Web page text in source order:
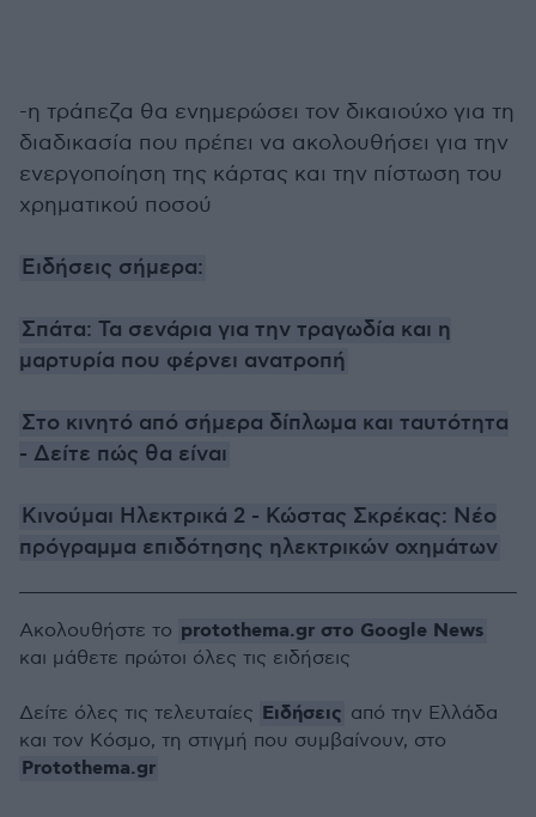
-η τράπεζα θα ενημερώσει τον δικαιούχο για τη
διαδικασία που πρέπει να ακολουθήσει για την
ενεργοποίηση της κάρτας και την πίστωση του
χρηματικού ποσού
Ειδήσεις σήμερα:
Σπάτα: Τα σενάρια για την τραγωδία και η
μαρτυρία που φέρνει ανατροπή
Στο κινητό από σήμερα δίπλωμα και ταυτότητα
- Δείτε πώς θα είναι
Κινούμαι Ηλεκτρικά 2 - Κώστας Σκρέκας: Νέο
πρόγραμμα επιδότησης ηλεκτρικών οχημάτων
Ακολουθήστε το protothema.gr στο Google News
και μάθετε πρώτοι όλες τις ειδήσεις
Δείτε όλες τις τελευταίες Ειδήσεις από την Ελλάδα
και τον Κόσμο, τη στιγμή που συμβαίνουν, στο
Protothema.gr